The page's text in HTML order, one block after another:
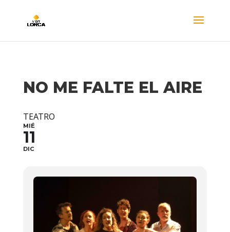
NO ME FALTE EL AIRE
TEATRO
MIÉ
11
DIC